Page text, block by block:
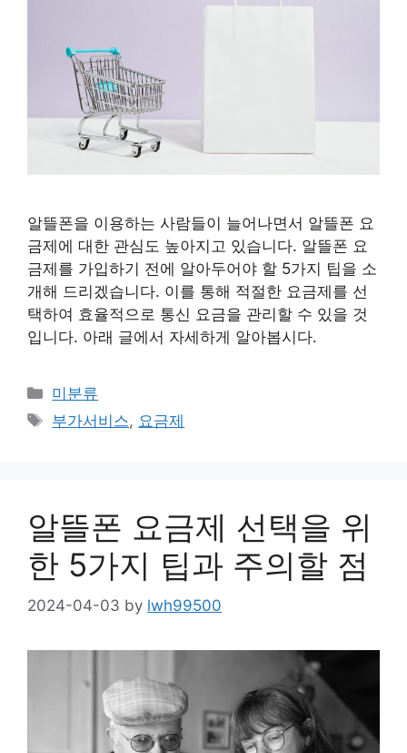
알뜰폰을 이용하는 사람들이 늘어나면서 알뜰폰 요
금제에 대한 관심도 높아지고 있습니다. 알뜰폰 요
금제를 가입하기 전에 알아두어야 할 5가지 팁을 소
개해 드리겠습니다. 이를 통해 적절한 요금제를 선
택하여 효율적으로 통신 요금을 관리할 수 있을 것
입니다. 아래 글에서 자세하게 알아봅시다.
Categories
미분류
Tags
부가서비스, 요금제
알뜰폰 요금제 선택을 위
한 5가지 팁과 주의할 점
2024-04-03 by lwh99500